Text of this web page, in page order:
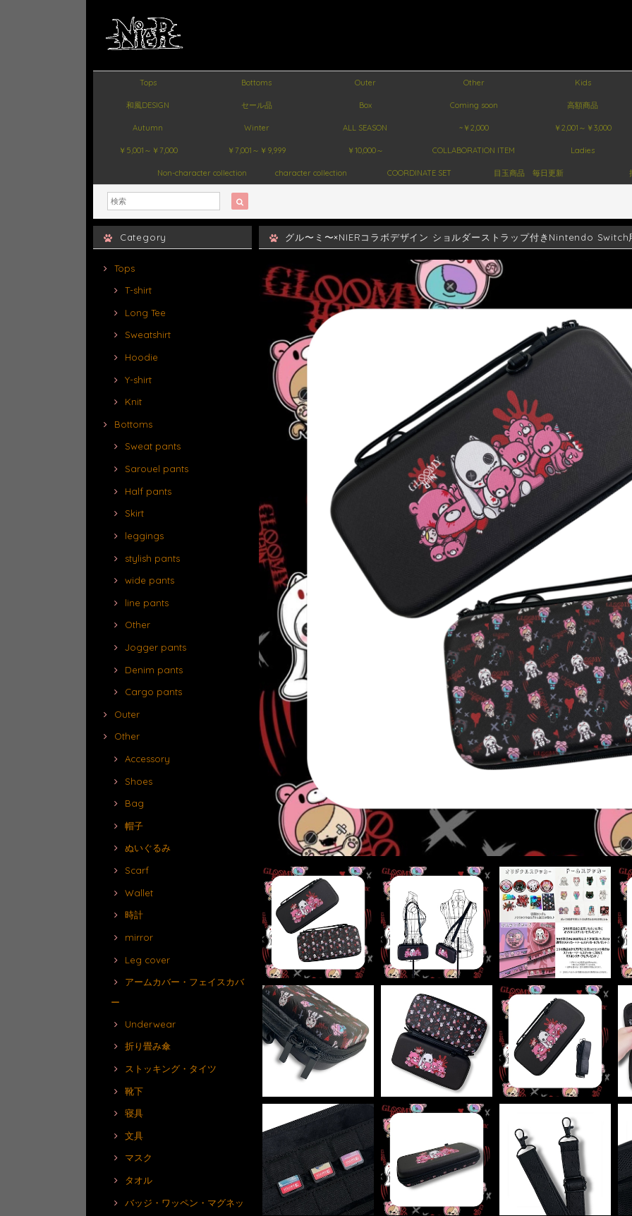
Tops Bottoms Outer Other Kids
和風DESIGN セール品 Box Coming soon 高額商品
Autumn Winter ALL SEASON ~￥2,000 ￥2,001～￥3,000
￥5,001～￥7,000 ￥7,001～￥9,999 ￥10,000～ COLLABORATION ITEM Ladies
Non-character collection character collection COORDINATE SET 目玉商品 毎日更新
Category
Tops
T-shirt
Long Tee
Sweatshirt
Hoodie
Y-shirt
Knit
Bottoms
Sweat pants
Sarouel pants
Half pants
Skirt
leggings
stylish pants
wide pants
line pants
Other
Jogger pants
Denim pants
Cargo pants
Outer
Other
Accessory
Shoes
Bag
帽子
ぬいぐるみ
Scarf
Wallet
時計
mirror
Leg cover
アームカバー・フェイスカバ
ー
Underwear
折り畳み傘
ストッキング・タイツ
靴下
寝具
文具
マスク
タオル
バッジ・ワッペン・マグネッ
グル〜ミ〜×NIERコラボデザイン ショルダーストラップ付きNintendo Switch